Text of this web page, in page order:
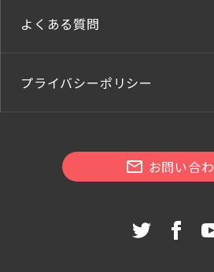
よくある質問
プライバシーポリシー
お問い合